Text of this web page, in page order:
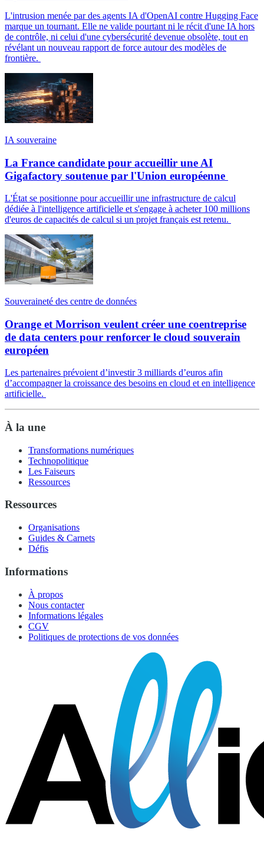
L'intrusion menée par des agents IA d'OpenAI contre Hugging Face
marque un tournant. Elle ne valide pourtant ni le récit d'une IA hors
de contrôle, ni celui d'une cybersécurité devenue obsolète, tout en
révélant un nouveau rapport de force autour des modèles de
frontière.
IA souveraine
La France candidate pour accueillir une AI
Gigafactory soutenue par l'Union européenne
L'État se positionne pour accueillir une infrastructure de calcul
dédiée à l'intelligence artificielle et s'engage à acheter 100 millions
d'euros de capacités de calcul si un projet français est retenu.
Souveraineté des centre de données
Orange et Morrison veulent créer une coentreprise
de data centers pour renforcer le cloud souverain
européen
Les partenaires prévoient d’investir 3 milliards d’euros afin
d’accompagner la croissance des besoins en cloud et en intelligence
artificielle.
À la une
Transformations numériques
Technopolitique
Les Faiseurs
Ressources
Ressources
Organisations
Guides & Carnets
Défis
Informations
À propos
Nous contacter
Informations légales
CGV
Politiques de protections de vos données